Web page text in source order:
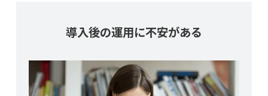
導入後の運用に不安がある